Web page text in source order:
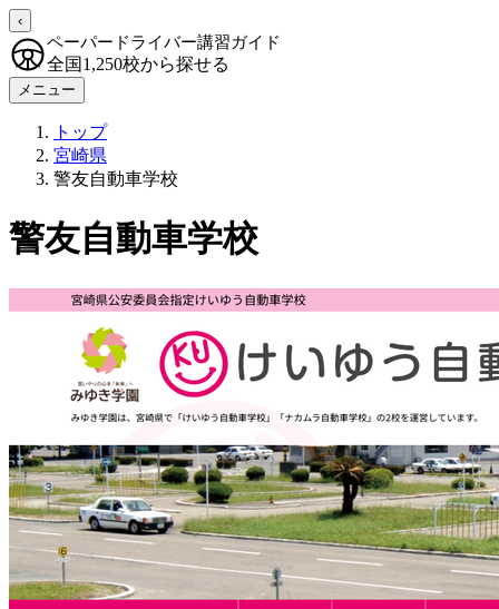
‹
ペーパードライバー講習ガイド
全国1,250校から探せる
メニュー
トップ
宮崎県
警友自動車学校
警友自動車学校